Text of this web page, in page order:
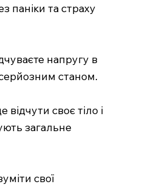
паніки та страху
напругу в
станом.
своє тіло і
загальне
свої